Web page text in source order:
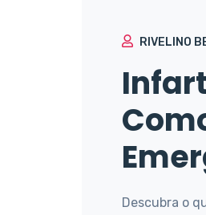
RIVELINO
Descubra o